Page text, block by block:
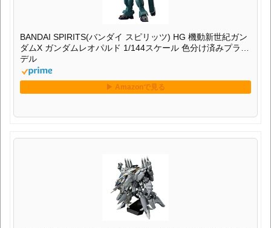
BANDAI SPIRITS(バンダイ スピリッツ) HG 機動新世紀ガン
ダムX ガンダムレオパルド 1/144スケール 色分け済みプラモ
デル